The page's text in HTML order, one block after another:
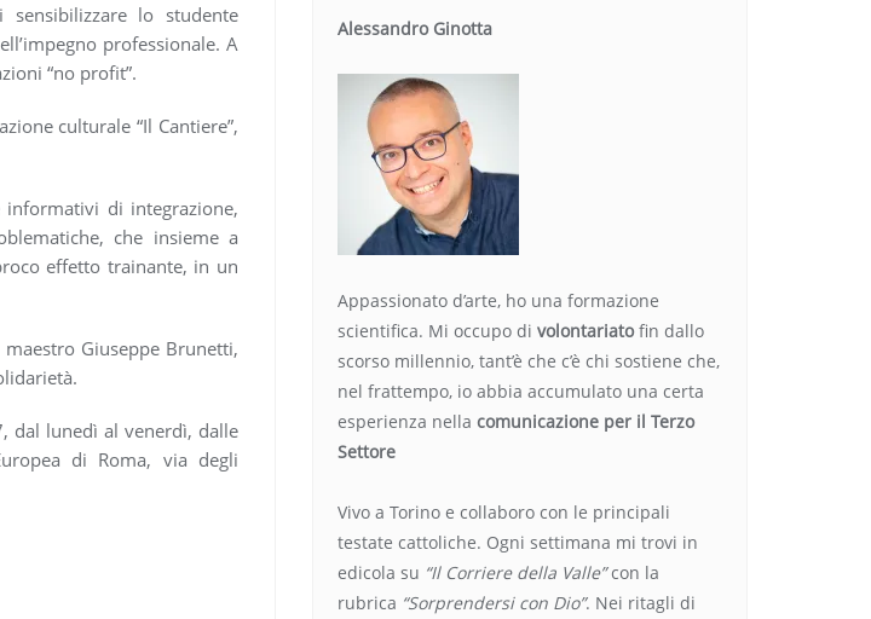
lo studente
professionale. A
“no profit”.
culturale “Il Cantiere”,
informativi di integrazione,
che insieme a
effetto trainante, in un
Giuseppe Brunetti,
dal lunedì al venerdì, dalle
di Roma, via degli
Alessandro Ginotta
Appassionato d’arte, ho una formazione
scientifica. Mi occupo di volontariatofin dallo
scorso millennio, tant’è che c’è chi sostiene che,
nel frattempo, io abbia accumulato una certa
esperienza nella comunicazione per il Terzo
Settore
Vivo a Torino e collaboro con le principali
testate cattoliche. Ogni settimana mi trovi in
edicola su “Il Corriere della Valle”con la
rubrica “Sorprendersi con Dio”. Nei ritagli di